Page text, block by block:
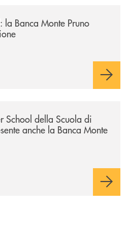
la Banca Monte Pruno
School della Scuola di
anche la Banca Monte